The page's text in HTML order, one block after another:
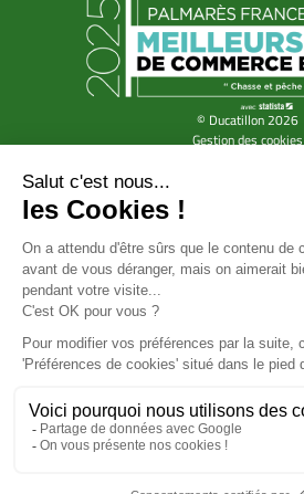
© Ducatillon 2026
Gestion des cookies